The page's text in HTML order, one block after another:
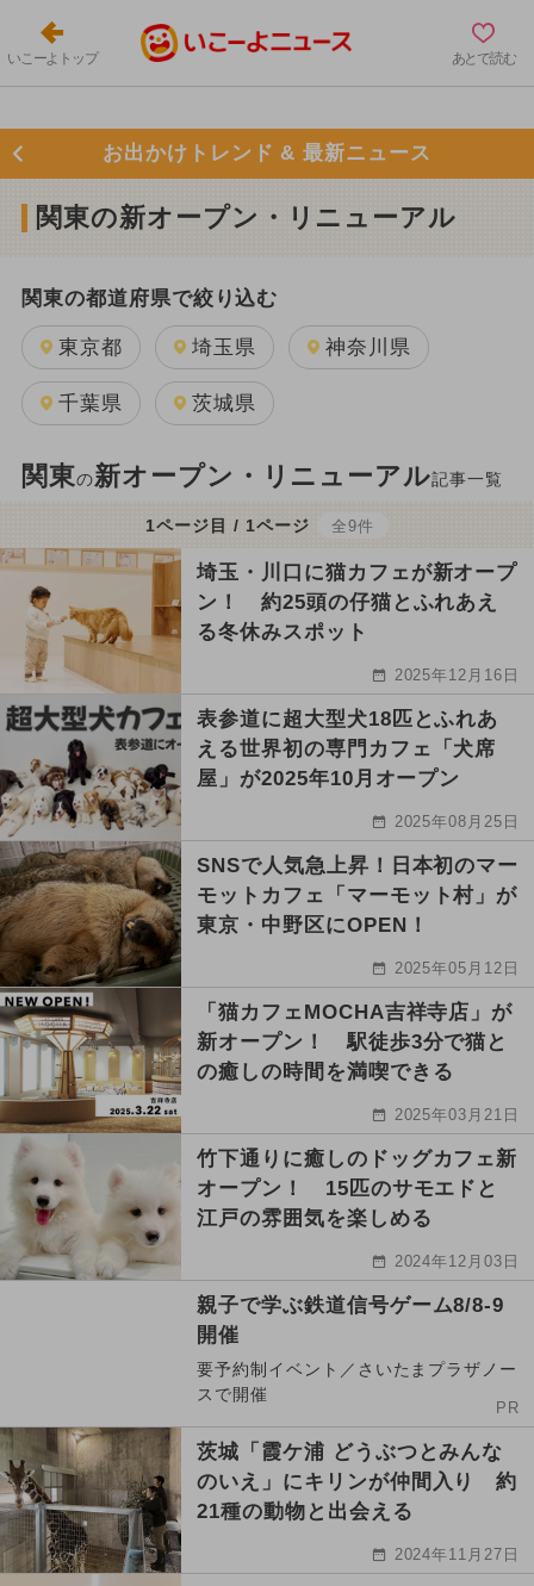
いこーよトップ あとで読む
お出かけトレンド & 最新ニュース
関東の新オープン・リニューアル
関東の都道府県で絞り込む
東京都 埼玉県 神奈川県
千葉県 茨城県
関東の新オープン・リニューアル記事一覧
1ページ目 / 1ページ 全9件
埼玉・川口に猫カフェが新オープ
ン！ 約25頭の仔猫とふれあえ
る冬休みスポット
2025年12月16日
表参道に超大型犬18匹とふれあ
える世界初の専門カフェ「犬席
屋」が2025年10月オープン
2025年08月25日
SNSで人気急上昇！日本初のマー
モットカフェ「マーモット村」が
東京・中野区にOPEN！
2025年05月12日
「猫カフェMOCHA吉祥寺店」が
新オープン！ 駅徒歩3分で猫と
の癒しの時間を満喫できる
2025年03月21日
竹下通りに癒しのドッグカフェ新
オープン！ 15匹のサモエドと
江戸の雰囲気を楽しめる
2024年12月03日
親子で学ぶ鉄道信号ゲーム8/8-9
開催
要予約制イベント／さいたまプラザノー
スで開催
PR
茨城「霞ケ浦 どうぶつとみんな
のいえ」にキリンが仲間入り 約
21種の動物と出会える
2024年11月27日